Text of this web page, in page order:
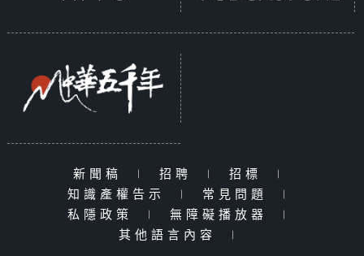
新聞稿 | 招聘 | 招標
|
知識產權告示
| 常見問題
|
私隱政策
| 無障礙播放器
|
其他語言內容
|